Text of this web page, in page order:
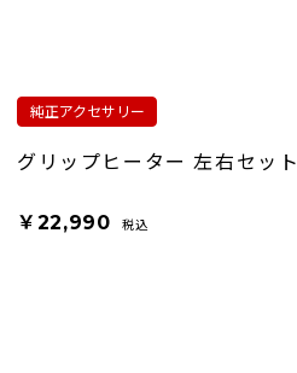
純正アクセサリー
グリップヒーター 左右セット
￥22,990 税込